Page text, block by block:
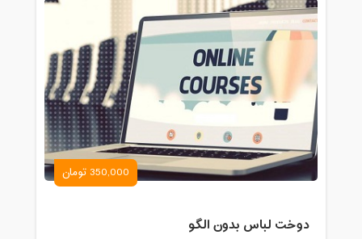
350,000 تومان
دوخت لباس بدون الگو